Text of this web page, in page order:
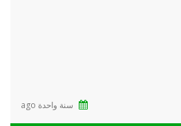
سنة واحدة ago